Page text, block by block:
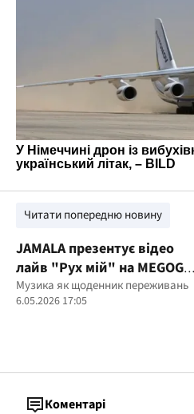
Читати попередню новину
JAMALA презентує відео
лайв "Рух мій" на MEGOGO
до місяця обізнаності про
ментальне здоров’я
Музика як щоденник переживань
6.05.2026 17:05
Коментарі